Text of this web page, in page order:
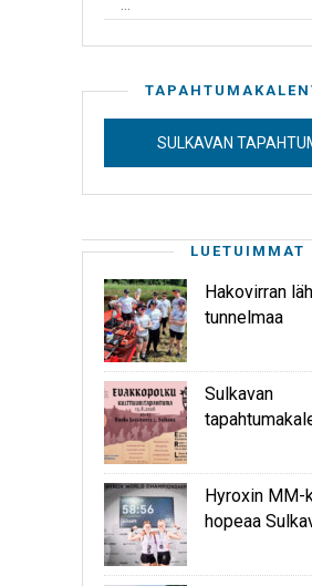
SULKAVAN
LUETUIMMAT
Hakovirran
tunnelmaa
Sulkavan
Hyroxin
hopeaa